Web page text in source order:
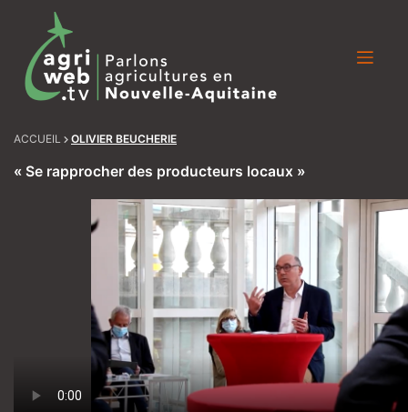
ACCUEIL OLIVIER BEUCHERIE
« Se rapprocher des producteurs locaux »